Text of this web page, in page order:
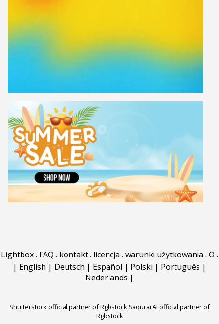
Lightbox. FAQ . kontakt. licencja . warunki użytkowania . O .
| English | Deutsch | Español | Polski | Português |
Nederlands |
Shutterstock official partner of Rgbstock Saqurai AI official partner of
Rgbstock